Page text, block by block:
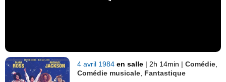
4 avril 1984en salle | 2h 14min | Comédie
Comédie musicale Fantastique